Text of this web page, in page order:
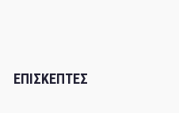
ΕΠΙΣΚΕΠΤΕΣ